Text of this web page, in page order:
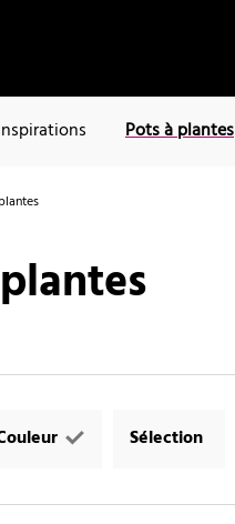
Pots à plantes
Sélection